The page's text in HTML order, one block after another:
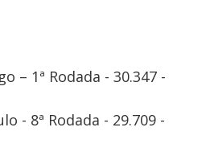
– 1ª Rodada - 30.347 -
- 8ª Rodada - 29.709 -